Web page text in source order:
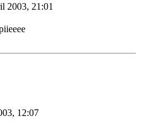
2003, 21:01
12:07